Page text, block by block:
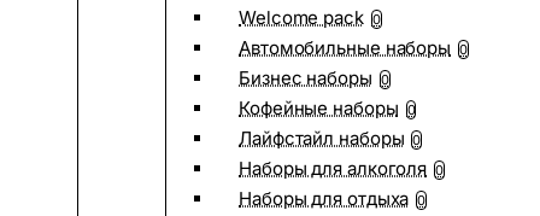
Welcome pack 0
Автомобильные наборы 0
Бизнес наборы 0
Кофейные наборы 0
Лайфстайл наборы 0
Наборы для алкоголя 0
Наборы для отдыха 0